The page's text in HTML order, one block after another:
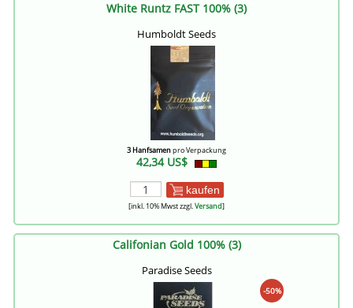
White Runtz FAST 100% (3)
Humboldt Seeds
3 Hanfsamenpro Verpackung
42,34 US$
kaufen
[inkl. 10% Mwst zzgl.Versand]
Califonian Gold 100% (3)
Paradise Seeds
-50%